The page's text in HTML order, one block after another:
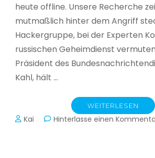
heute offline. Unsere Recherche
mutmaßlich hinter dem Angriff
Hackergruppe, bei der Experten
russischen Geheimdienst
Präsident des
Kahl, hält …
WEITERLESEN
Kai Hinterlasse einen